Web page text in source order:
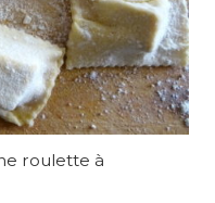
roulette à